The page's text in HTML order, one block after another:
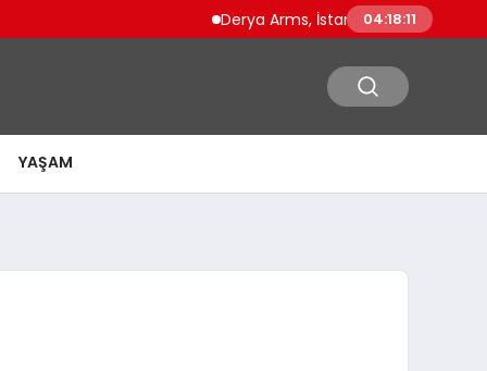
Derya Arms, İstanbul Prohunt 2026’da
04:18:13
YAŞAM